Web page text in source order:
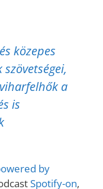
közepes
a
is
by
Spotify-on,